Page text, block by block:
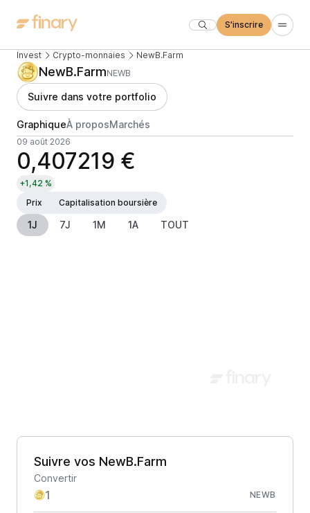
S'inscrire
Invest Crypto-monnaies NewB.Farm
NewB.FarmNEWB
Suivre dans votre portfolio
GraphiqueÀ proposMarchés
09 août 2026
0,407219 €
+1,42 %
Prix
Capitalisation boursière
1J 7J 1M 1A TOUT
Suivre vos NewB.Farm
Convertir
NEWB